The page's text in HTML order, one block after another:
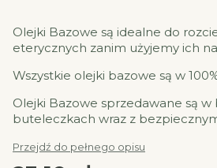
Olejki Bazowe są idealne do
eterycznych zanim użyjemy ich
Wszystkie olejki bazowe są w
Olejki Bazowe sprzedawane są w
buteleczkach wraz z
Przejdź do pełnego opisu